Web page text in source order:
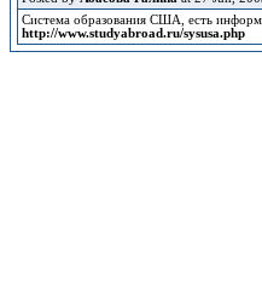
Система образования США, есть
http://www.studyabroad.ru/sysusa.php